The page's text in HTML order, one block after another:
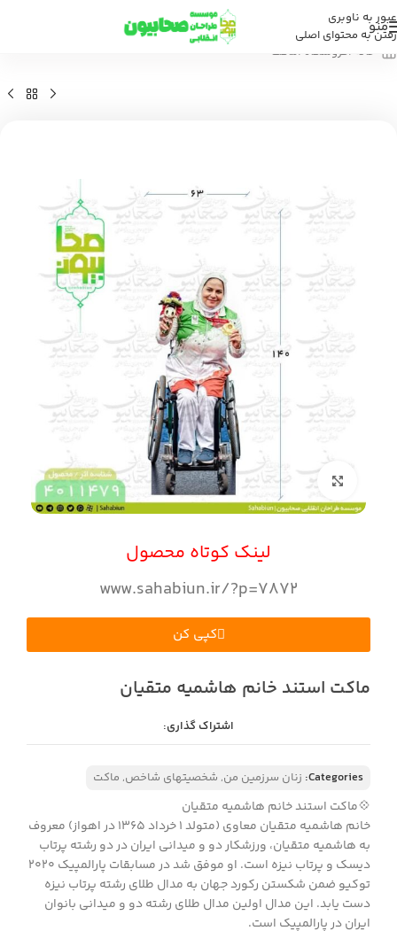
عبور به ناوبری
رفتن به محتوای اصلی
منو
خانه /فروشگاه /ماکت
بزرگنمایی تصویر
لینک کوتاه محصول
www.sahabiun.ir/?p=7872
کپی کن
ماکت استند خانم هاشمیه متقیان
اشتراک گذاری:
Categories: زنان سرزمین من, شخصیتهای شاخص, ماکت
💠ماکت استند خانم هاشمیه متقیان
خانم هاشمیه متقیان معاوی (متولد ۱ خرداد ۱۳۶۵ در اهواز) معروف
به هاشمیه متقیان، ورزشکار دو و میدانی ایران در دو رشته پرتاب
دیسک و پرتاب نیزه است. او موفق شد در مسابقات پارالمپیک ۲۰۲۰
توکیو ضمن شکستن رکورد جهان به مدال طلای رشته پرتاب نیزه
دست یابد. این مدال اولین مدال طلای رشته دو و میدانی بانوان
ایران در پارالمپیک است.